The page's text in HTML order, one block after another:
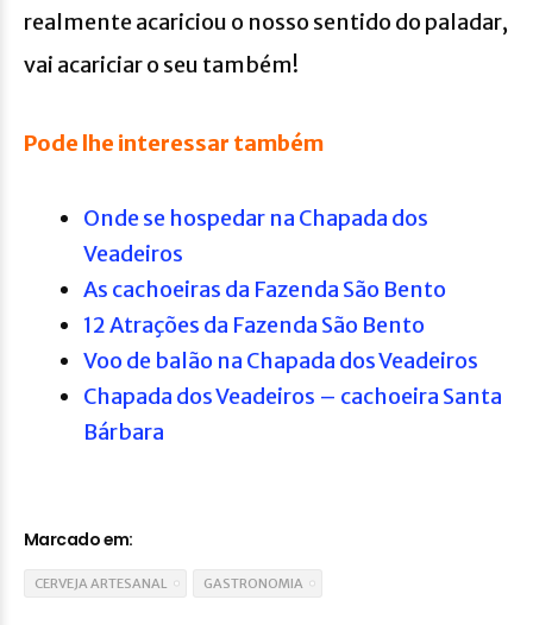
realmente acariciou o nosso sentido do paladar,
vai acariciar o seu também!
Pode lhe interessar também
Onde se hospedar na Chapada dos
Veadeiros
As cachoeiras da Fazenda São Bento
12 Atrações da Fazenda São Bento
Voo de balão na Chapada dos Veadeiros
Chapada dos Veadeiros – cachoeira Santa
Bárbara
Marcado em:
CERVEJA ARTESANAL GASTRONOMIA